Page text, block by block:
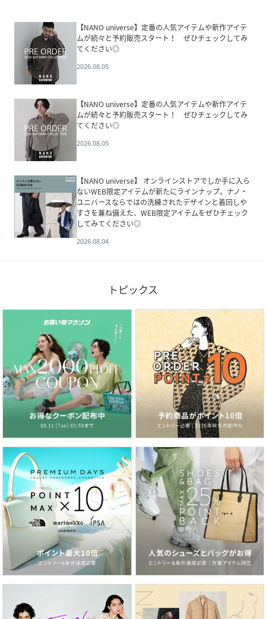
【NANO universe】定番の人気アイテムや新作アイテ
ムが続々と予約販売スタート！ ぜひチェックしてみ
てください◎
2026.08.05
【NANO universe】定番の人気アイテムや新作アイテ
ムが続々と予約販売スタート！ ぜひチェックしてみ
てください◎
2026.08.05
【NANO universe】 オンラインストアでしか手に入ら
ないWEB限定アイテムが新たにラインナップ。ナノ・
ユニバースならではの洗練されたデザインと着回しや
すさを兼ね備えた、WEB限定アイテムをぜひチェック
してみてください◎
2026.08.04
トピックス